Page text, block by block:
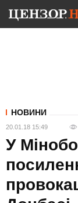
НОВИНИ
20.01.18 15:49
У